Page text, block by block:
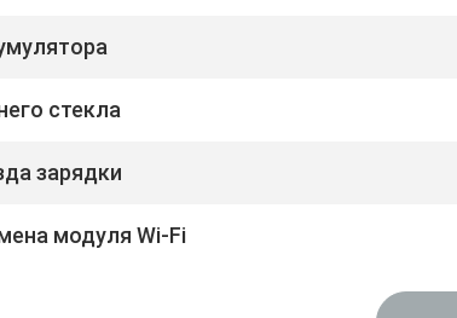
стекла
зарядки
модуля Wi-Fi